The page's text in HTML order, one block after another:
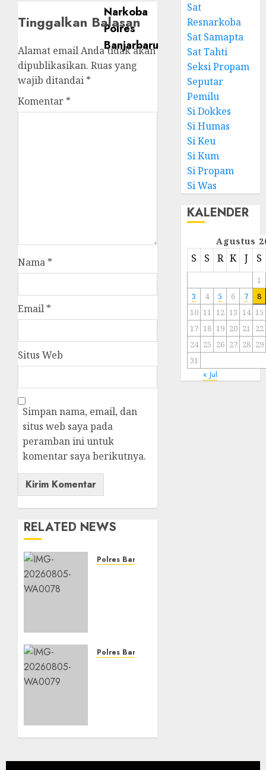
Tinggalkan Balasan
Alamat email Anda tidak akan
dipublikasikan. Ruas yang
wajib ditandai *
Komentar *
Nama *
Email *
Situs Web
Simpan nama, email, dan
situs web saya pada
peramban ini untuk
komentar saya berikutnya.
RELATED NEWS
Polres Banjarbaru
Anggang
Polres Banjarbaru
Pipil
Sat
Resnarkoba
Sat Samapta
Sat Tahti
Seksi Propam
Seputar
Pemilu
Si Dokkes
Si Humas
Si Keu
Si Kum
Si Propam
Si Was
KALENDER
Agustus
S S R K J S
1
3
4 5 6 7
8
10 11 12 13 14 15
17 18 19 20 21 22
24 25 26 27 28 29
31
« Jul